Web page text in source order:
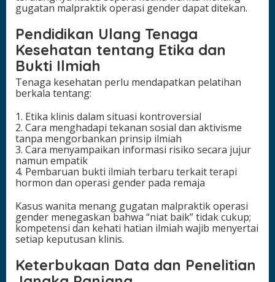
gugatan malpraktik operasi gender dapat ditekan.
Pendidikan Ulang Tenaga
Kesehatan tentang Etika dan
Bukti Ilmiah
Tenaga kesehatan perlu mendapatkan pelatihan
berkala tentang:
1. Etika klinis dalam situasi kontroversial
2. Cara menghadapi tekanan sosial dan aktivisme
tanpa mengorbankan prinsip ilmiah
3. Cara menyampaikan informasi risiko secara jujur
namun empatik
4. Pembaruan bukti ilmiah terbaru terkait terapi
hormon dan operasi gender pada remaja
Kasus wanita menang gugatan malpraktik operasi
gender menegaskan bahwa “niat baik” tidak cukup;
kompetensi dan kehati hatian ilmiah wajib menyertai
setiap keputusan klinis.
Keterbukaan Data dan Penelitian